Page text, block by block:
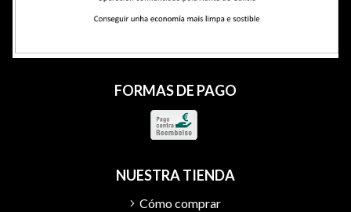
FORMAS DE PAGO
NUESTRA TIENDA
Cómo comprar